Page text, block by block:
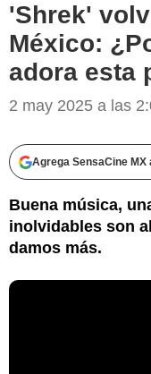
'Shrek'
México:
adora esta
2 may 2025 a las
Agrega SensaCine
Buena música,
inolvidables son
damos más.